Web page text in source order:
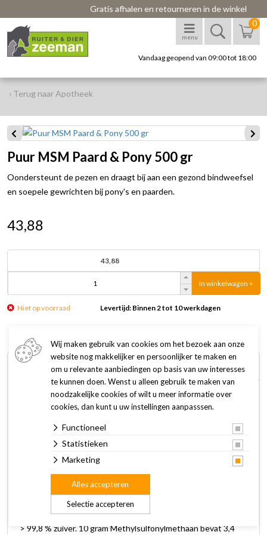
Gratis afhalen en retourneren in de winkel
menu
0
Vandaag geopend van 09:00 tot 18:00
‹ Terug naar Apotheek
Puur MSM Paard & Pony 500 gr
Oondersteunt de pezen en draagt bij aan een gezond bindweefsel
en soepele gewrichten bij pony's en paarden.
43,88
43,88
In winkelwagen +
Niet op voorraad Levertijd: Binnen 2 tot 10 werkdagen
Omschrijving Specificaties
Puur MSM Paard & Pony ondersteunt de pezen en draagt bij
aan een gezond bindweefsel en soepele gewrichten bij
pony's en paarden. MSM (Methylsulfonylmethaan) is een
organisch gebonden zwavel, welke goed opneembaar is door
het lichaam. Het supplement kan door het voer gegeven
geblazen wordt.
Samenstelling (per 10 gram):100% Methylsulfonylmethaan
> 99,8 % zuiver. 10 gram Methylsulfonylmethaan bevat 3,4
Wij maken gebruik van cookies om het bezoek aan onze
website nog makkelijker en persoonlijker te maken en
om u relevante aanbiedingen op basis van uw interesses
te kunnen doen. Wenst u alleen gebruik te maken van
noodzakelijke cookies of wilt u meer informatie over
cookies, dan kunt u uw instellingen aanpasssen.
Functioneel
Statistieken
Marketing
Selectie accepteren
Alles accepteren